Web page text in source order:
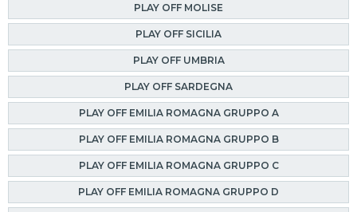
PLAY OFF MOLISE
PLAY OFF SICILIA
PLAY OFF UMBRIA
PLAY OFF SARDEGNA
PLAY OFF EMILIA ROMAGNA GRUPPO A
PLAY OFF EMILIA ROMAGNA GRUPPO B
PLAY OFF EMILIA ROMAGNA GRUPPO C
PLAY OFF EMILIA ROMAGNA GRUPPO D